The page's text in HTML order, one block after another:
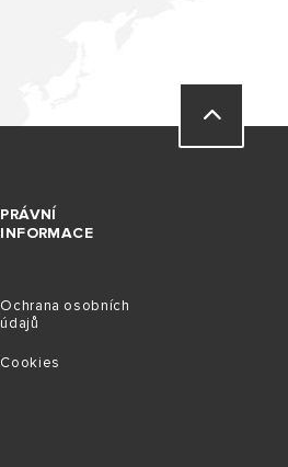
PRÁVNÍ
INFORMACE
Ochrana osobních
údajů
Cookies